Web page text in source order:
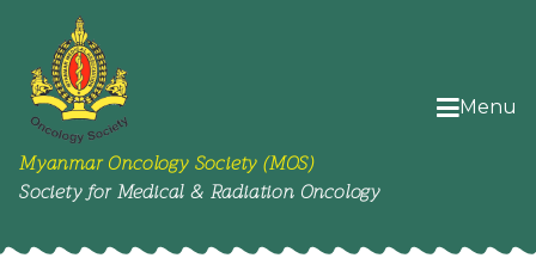
Menu
Myanmar Oncology Society (MOS)
Society for Medical & Radiation Oncology